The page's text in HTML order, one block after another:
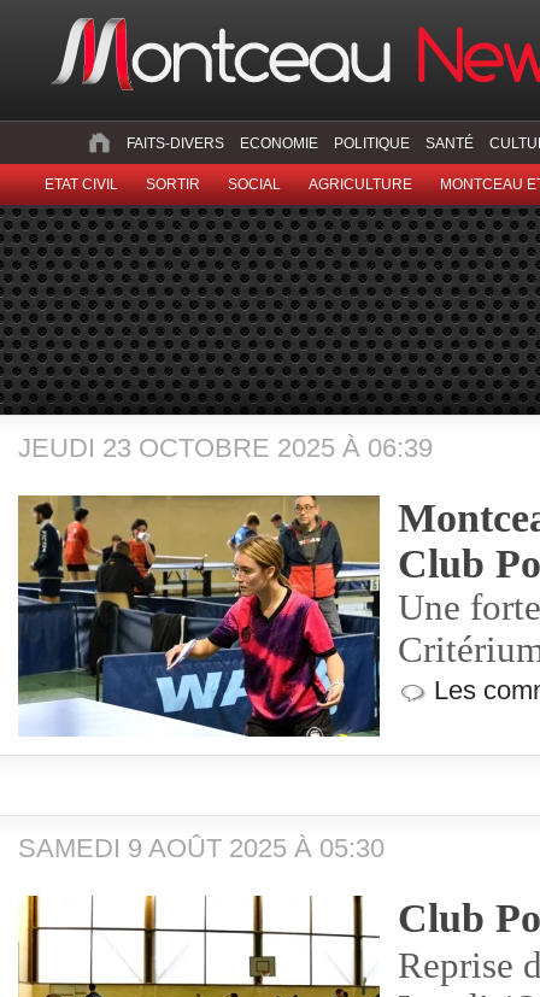
FAITS-DIVERS ECONOMIE POLITIQUE SANTÉ
ETAT CIVIL SORTIR SOCIAL AGRICULTURE MONTCEAU
JEUDI 23 OCTOBRE 2025 À 06:39
Club
Une
Les
SAMEDI 9 AOÛT 2025 À 05:30
Club
Reprise